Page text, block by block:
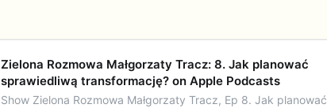
‎Zielona Rozmowa Małgorzaty Tracz: 8. Jak planować
sprawiedliwą transformację? on Apple Podcasts
‎Show Zielona Rozmowa Małgorzaty Tracz, Ep 8. Jak planować